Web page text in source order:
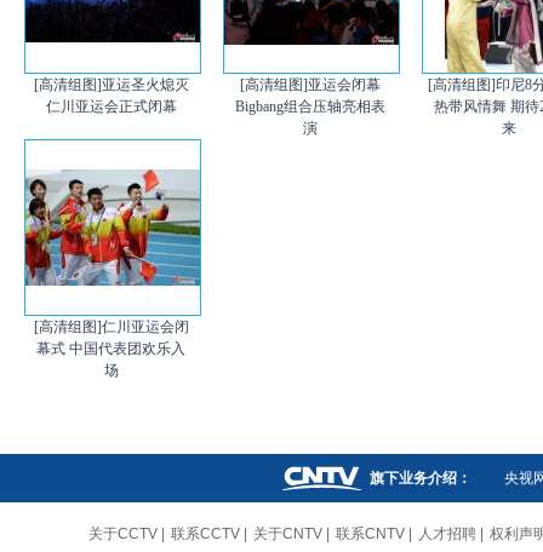
[高清组图]亚运圣火熄灭
仁川亚运会正式闭幕
[高清组图]亚运会闭幕
Bigbang组合压轴亮相表
演
[高清组图]印尼8
热带风情舞 期待
来
[高清组图]仁川亚运会闭
幕式 中国代表团欢乐入
场
旗下业务介绍： 央视
关于CCTV 联系CCTV 关于CNTV 联系CNTV 人才招聘 权利声